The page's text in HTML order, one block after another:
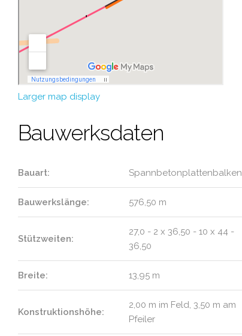
Larger map display
Bauwerksdaten
Bauart: Spannbetonplattenbalken
Bauwerkslänge: 576,50 m
Stützweiten:
27,0 - 2 x 36,50 - 10 x 44 -
36,50
Breite: 13,95 m
Konstruktionshöhe:
2,00 m im Feld, 3,50 m am
Pfeiler